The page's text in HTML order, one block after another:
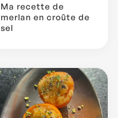
Ma recette de
merlan en croûte de
sel